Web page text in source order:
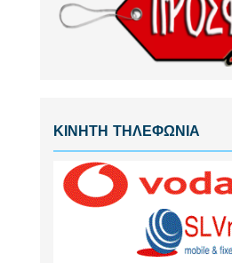
ΚΙΝΗΤΗ ΤΗΛΕΦΩΝΙΑ